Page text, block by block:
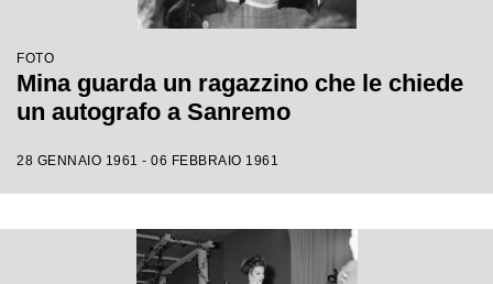
FOTO
Mina guarda un ragazzino che le chiede
un autografo a Sanremo
28 GENNAIO 1961 - 06 FEBBRAIO 1961